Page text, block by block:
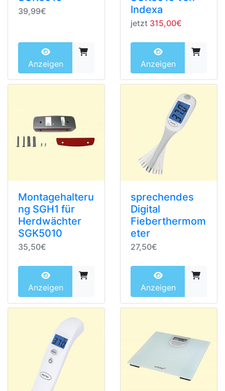
39,99€
Anzeigen
Indexa
jetzt 315,00€
Anzeigen
Montagehalteru
ng SGH1 für
Herdwächter
SGK5010
35,50€
Anzeigen
sprechendes
Digital
Fieberthermom
eter
27,50€
Anzeigen